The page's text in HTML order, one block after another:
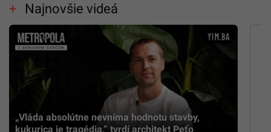
Najnovšie videá
„Vláda absolútne nevníma hodnotu stavby,
kukurica je tragédia,” tvrdí architekt Peťo